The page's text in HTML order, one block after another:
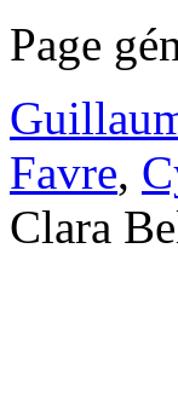
Page
Favre,
Clara